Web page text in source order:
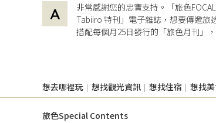
非常感謝您的忠實支持。「旅色
Tabiiro 特刊」電子雜誌，想要傳遞
搭配每個月25日發行的「旅色月刊」
想去哪裡玩 想找觀光資訊 想找住宿 想找
旅色Special Contents